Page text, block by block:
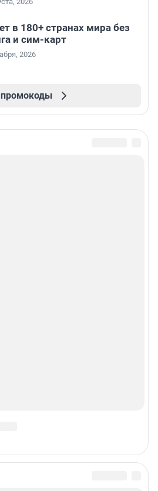
в 180+ странах мира без
и сим-карт
2026
промокоды